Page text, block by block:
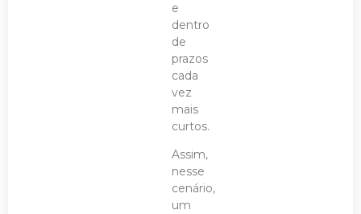
e
dentro
de
prazos
cada
vez
mais
curtos.
Assim,
nesse
cenário,
um